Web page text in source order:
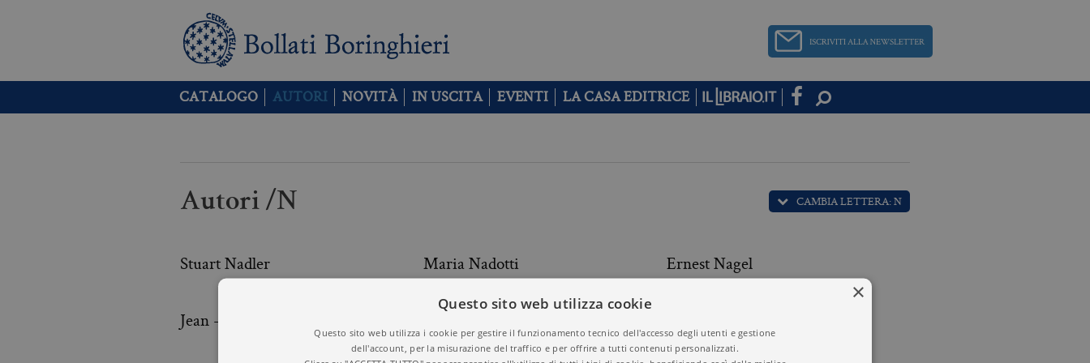
CATALOGO AUTORI NOVITÀ IN USCITA EVENTI LA CASA EDITRICE
Autori /N CAMBIA LETTERA: N
Stuart Nadler Maria Nadotti Ernest Nagel
Jean - Luc Nancy
×
Questo sito web utilizza cookie
Questo sito web utilizza i cookie per gestire il funzionamento tecnico dell'accesso degli utenti e gestione
dell'account, per la misurazione del traffico e per offrire a tutti contenuti personalizzati.